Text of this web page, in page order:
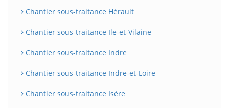
Chantier sous-traitance Hérault
Chantier sous-traitance Ile-et-Vilaine
Chantier sous-traitance Indre
Chantier sous-traitance Indre-et-Loire
Chantier sous-traitance Isère